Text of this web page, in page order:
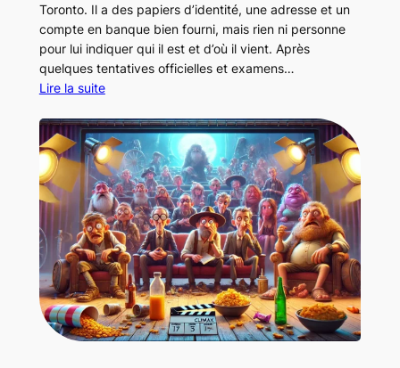
Toronto. Il a des papiers d’identité, une adresse et un
compte en banque bien fourni, mais rien ni personne
pour lui indiquer qui il est et d’où il vient. Après
quelques tentatives officielles et examens…
Lire la suite